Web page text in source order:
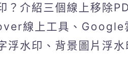
？介紹三個線上移除
線上工具、Google
浮水印、背景圖片浮水